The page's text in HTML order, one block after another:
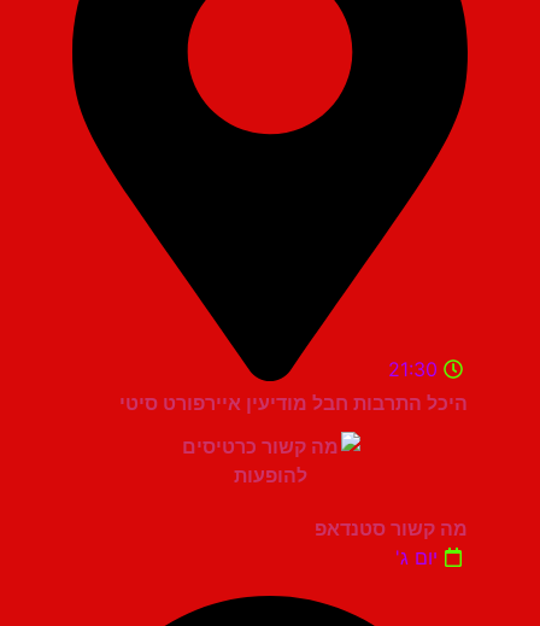
היכל התרבות חבל מודיעין איירפורט סיטי
21:30
מה קשור סטנדאפ
יום ג'